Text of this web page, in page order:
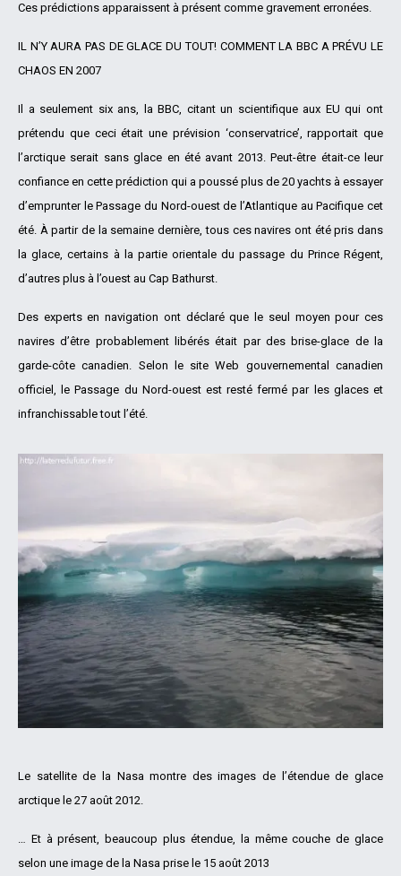
Ces prédictions apparaissent à présent comme gravement erronées.
IL N’Y AURA PAS DE GLACE DU TOUT! COMMENT LA BBC A PRÉVU LE
CHAOS EN 2007
Il a seulement six ans, la BBC, citant un scientifique aux EU qui ont
prétendu que ceci était une prévision ‘conservatrice’, rapportait que
l’arctique serait sans glace en été avant 2013. Peut-être était-ce leur
confiance en cette prédiction qui a poussé plus de 20 yachts à essayer
d’emprunter le Passage du Nord-ouest de l’Atlantique au Pacifique cet
été. À partir de la semaine dernière, tous ces navires ont été pris dans
la glace, certains à la partie orientale du passage du Prince Régent,
d’autres plus à l’ouest au Cap Bathurst.
Des experts en navigation ont déclaré que le seul moyen pour ces
navires d’être probablement libérés était par des brise-glace de la
garde-côte canadien. Selon le site Web gouvernemental canadien
officiel, le Passage du Nord-ouest est resté fermé par les glaces et
infranchissable tout l’été.
Le satellite de la Nasa montre des images de l’étendue de glace
arctique le 27 août 2012.
… Et à présent, beaucoup plus étendue, la même couche de glace
selon une image de la Nasa prise le 15 août 2013